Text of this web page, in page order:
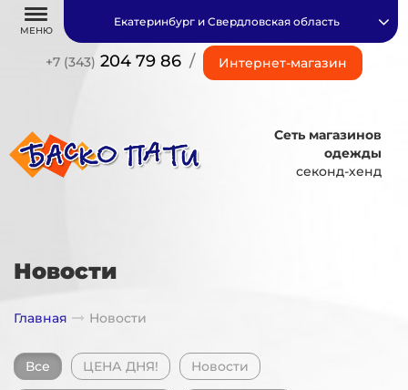
МЕНЮ
+7 (343) 204 79 86 / Интернет-магазин
Екатеринбург и Свердловская область
Сеть магазинов
одежды
секонд-хенд
Новости
Главная Новости
Все ЦЕНА ДНЯ! Новости